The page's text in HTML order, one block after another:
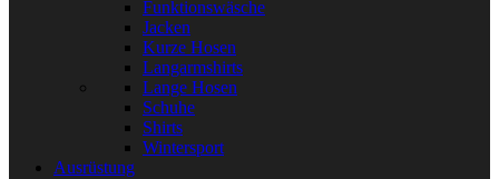
Funktionswäsche
Jacken
Kurze Hosen
Langarmshirts
Lange Hosen
Schuhe
Shirts
Wintersport
Ausrüstung